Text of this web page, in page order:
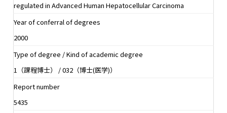
regulated in Advanced Human Hepatocellular Carcinoma
Year of conferral of degrees
2000
Type of degree / Kind of academic degree
1（課程博士） / 032（博士(医学)）
Report number
5435